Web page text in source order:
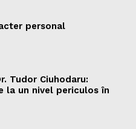
personal
Tudor Ciuhodaru:
la un nivel periculos în